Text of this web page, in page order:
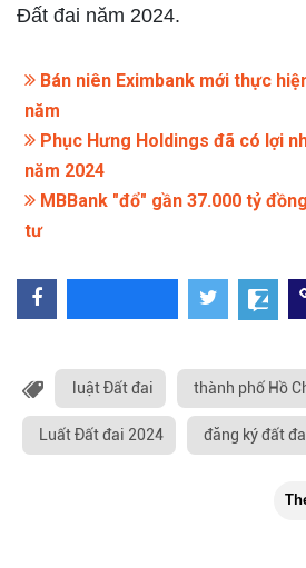
Đất đai năm 2024.
Bán niên Eximbank mới thực
năm
Phục Hưng Holdings đã có lợi
năm 2024
MBBank "đổ" gần 37.000 tỷ
tư
luật Đất đai thành phố Hồ
Luất Đất đai 2024 đăng ký đất